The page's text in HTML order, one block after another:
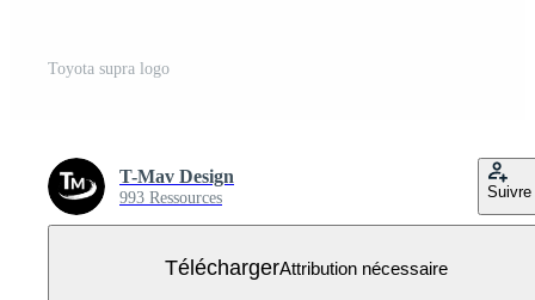
Toyota supra logo
T-Mav Design
993 Ressources Suivre
TéléchargerAttribution nécessaire